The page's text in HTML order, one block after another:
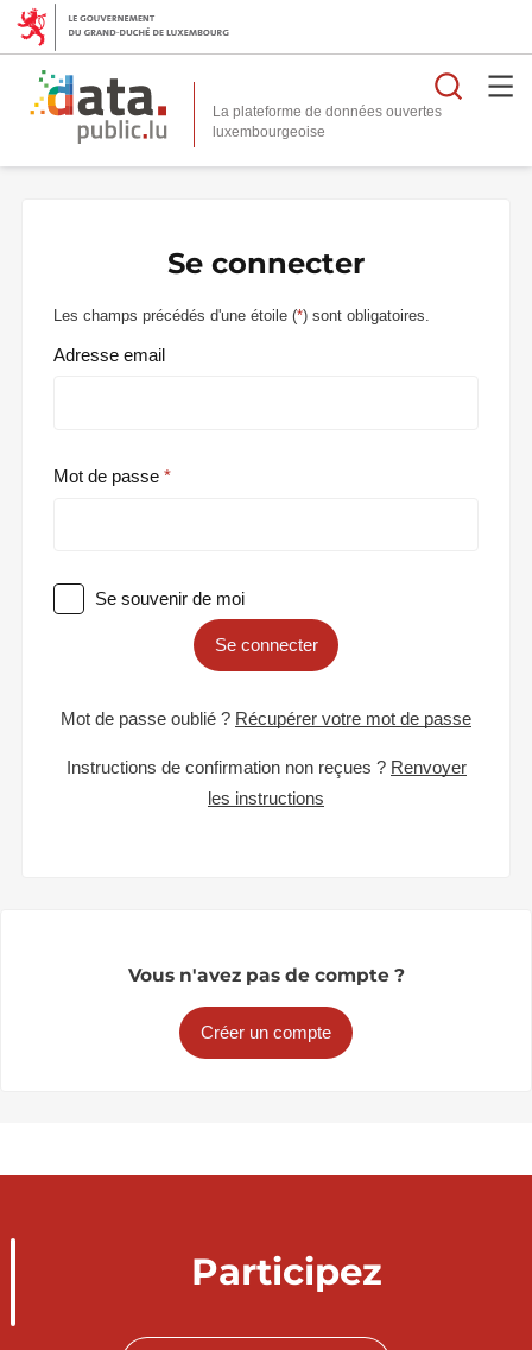
La plateforme de données ouvertes
Se connecter
Les champs précédés d'une étoile (*) sont obligatoires.
Adresse email
Mot de passe
Se souvenir de moi
Se connecter
Mot de passe oublié ? Récupérer votre mot de passe
Instructions de confirmation non reçues ? Renvoyer
les instructions
Vous n'avez pas de compte ?
Créer un compte
Participez